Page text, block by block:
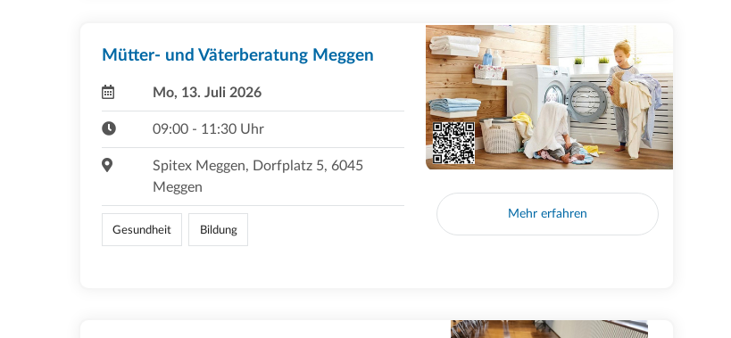
Mütter- und Väterberatung Meggen
Mo, 13. Juli 2026
09:00 - 11:30 Uhr
Spitex Meggen, Dorfplatz 5, 6045
Meggen
Gesundheit Bildung
Mehr erfahren